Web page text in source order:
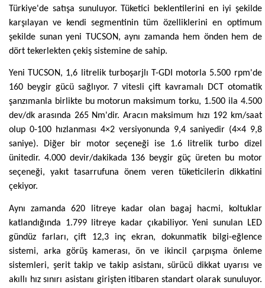
Türkiye'de satışa sunuluyor. Tüketici beklentilerini en iyi şekilde
karşılayan ve kendi segmentinin tüm özelliklerini en optimum
şekilde sunan yeni TUCSON, aynı zamanda hem önden hem de
dört tekerlekten çekiş sistemine de sahip.
Yeni TUCSON, 1,6 litrelik turboşarjlı T-GDI motorla 5.500 rpm'de
160 beygir gücü sağlıyor. 7 vitesli çift kavramalı DCT otomatik
şanzımanla birlikte bu motorun maksimum torku, 1.500 ila 4.500
dev/dk arasında 265 Nm'dir. Aracın maksimum hızı 192 km/saat
olup 0-100 hızlanması 4×2 versiyonunda 9,4 saniyedir (4×4 9,8
saniye). Diğer bir motor seçeneği ise 1.6 litrelik turbo dizel
ünitedir. 4.000 devir/dakikada 136 beygir güç üreten bu motor
seçeneği, yakıt tasarrufuna önem veren tüketicilerin dikkatini
çekiyor.
Aynı zamanda 620 litreye kadar olan bagaj hacmi, koltuklar
katlandığında 1.799 litreye kadar çıkabiliyor. Yeni sunulan LED
gündüz farları, çift 12,3 inç ekran, dokunmatik bilgi-eğlence
sistemi, arka görüş kamerası, ön ve ikincil çarpışma önleme
sistemleri, şerit takip ve takip asistanı, sürücü dikkat uyarısı ve
akıllı hız sınırı asistanı girişten itibaren standart olarak sunuluyor.